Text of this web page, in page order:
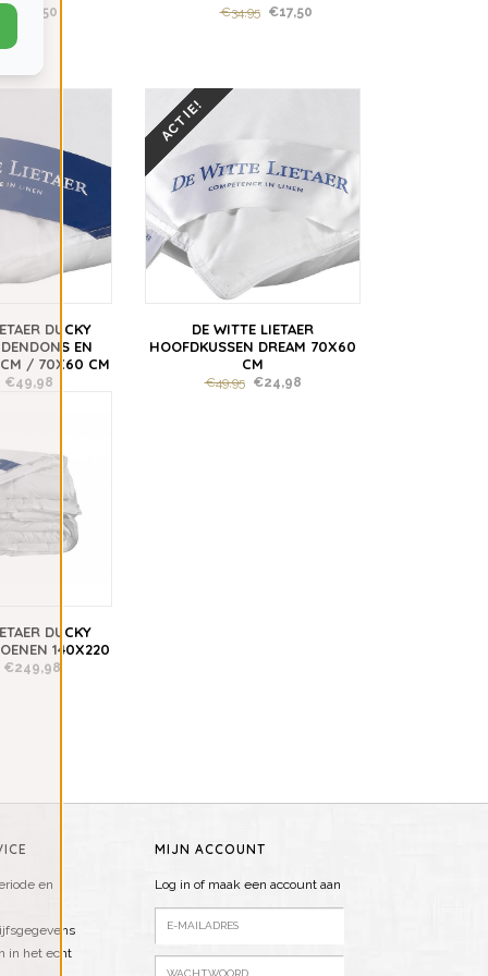
€17,50 €34,95 €17,50
DUCKY
EN
/ 70X60 CM
€49,98
ACTIE!
DE WITTE LIETAER
HOOFDKUSSEN DREAM 70X60
CM
€49,95 €24,98
DUCKY
140X220
€249,98
en
in het echt
MIJN ACCOUNT
Log in of maak een account aan